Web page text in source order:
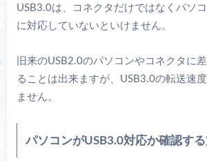
USB3.0は、コネクタだけではなくパソ
に対応していないといけません。
旧来のUSB2.0のパソコンやコネクタに
ることは出来ますが、USB3.0の転送速
ません。
パソコンがUSB3.0対応か確認す